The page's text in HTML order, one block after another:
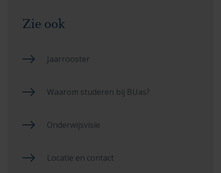
Zie ook
Jaarrooster
Waarom studeren bij BUas?
Onderwijsvisie
Locatie en contact